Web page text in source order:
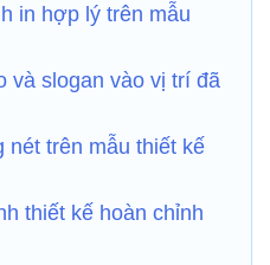
in hợp lý trên mẫu
và slogan vào vị trí đã
trên mẫu thiết kế
thiết kế hoàn chỉnh